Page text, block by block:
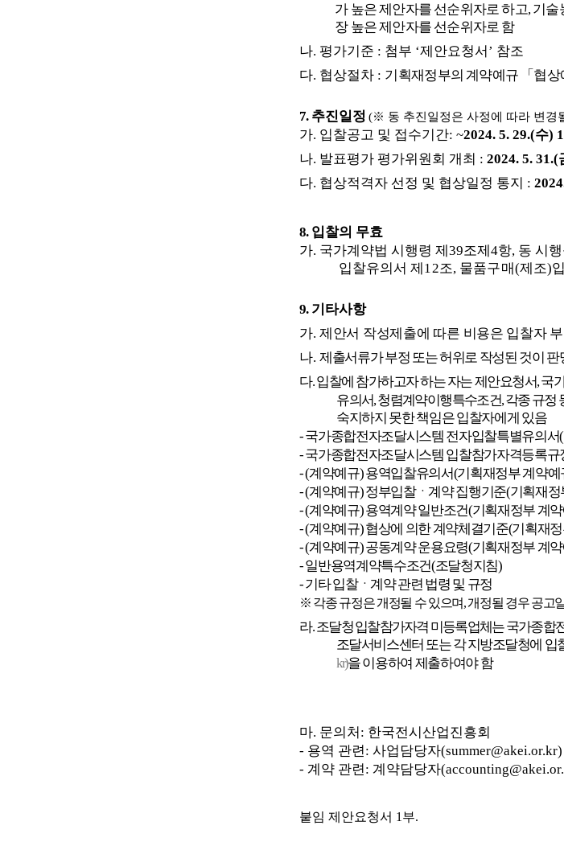
가 높은 제안자를 선순위자로 하고,기술
장 높은 제안자를 선순위자로 함
나. 평가기준 : 첨부 ‘제안요청서 ’ 참조
다. 협상절차 : 기 획재정부의 계약예규 「 협상
7. 추진일정(※ 동 추진일정은 사정에 따라 변경
가. 입찰공고 및 접수기간: ~2024. 5. 29.(수)
나. 발표평가 평가위원회 개최 : 2024. 5. 31.(
다. 협상적격자 선정 및 협상일정 통지 :
8. 입찰의 무효
가. 국가계약법 시행령 제39조제4항, 동 시
입찰유의서 제 12조, 물품구매(제조)
9. 기타사항
가. 제안서 작성제출에 따른 비용은 입찰자
나. 제출서류가 부정 또는 허위로 작성된 것이
다.입찰에 참가하고자 하는 자는 제안요청서,국
유의서,청렴계약이행특수조건,각종규정
숙지하지 못한 책임은 입찰자에게 있음
-국가종합전자조달시스템 전자입찰특별유의서(
-국가종합전자조달시스템 입찰참가자격등록규
- (계약예규)용역입찰유의서(기획재정부 계약예
- (계약예규)정부입찰ㆍ계약 집행기준(기획재정
- (계약예규)용역계약 일반조건(기획재정부 계
- (계약예규)협상에 의한 계약체결기준(기획재
- (계약예규)공동계약 운용요령(기획재정부 계
-일반용역계약특수조건(조달청지침)
-기타 입찰ㆍ계약 관련 법령 및 규정
※ 각종 규정은 개정될 수 있으며,개정될 경우 공고
라.조달청 입찰참가자격 미등록업체는 국가종합
조달서비스센터 또는 각 지방조달청에 입
kr)을이용하여 제출하여야 함
마. 문의처 : 한국전시산업진흥회
- 용역 관련: 사업담당자(summer@akei.or.kr)
- 계약 관련: 계약담당자
붙임 제안요청서 1 부.